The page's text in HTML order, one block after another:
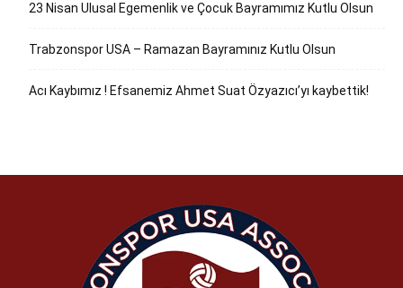
23 Nisan Ulusal Egemenlik ve Çocuk Bayramımız Kutlu Olsun
Trabzonspor USA – Ramazan Bayramınız Kutlu Olsun
Acı Kaybımız ! Efsanemiz Ahmet Suat Özyazıcı’yı kaybettik!